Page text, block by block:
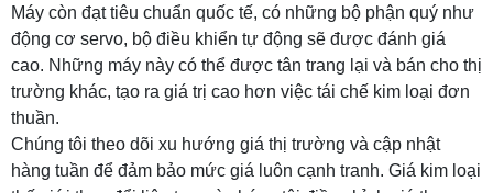
Máy còn đạt tiêu chuẩn quốc tế, có những bộ phận quý như
động cơ servo, bộ điều khiển tự động sẽ được đánh giá
cao. Những máy này có thể được tân trang lại và bán cho thị
trường khác, tạo ra giá trị cao hơn việc tái chế kim loại đơn
thuần.
Chúng tôi theo dõi xu hướng giá thị trường và cập nhật
hàng tuần để đảm bảo mức giá luôn cạnh tranh. Giá kim loại